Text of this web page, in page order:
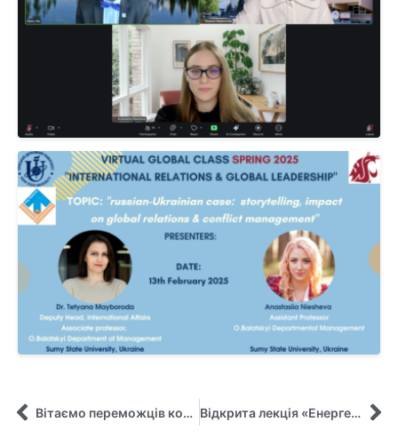
Вітаємо переможців конкурсу «Педагогічні інновацій СумДУ» у 2024 році! Відкрита лекція «Енергетична революція в Європі: чому одні країни переходять на чисту енергію швидше за інших?»